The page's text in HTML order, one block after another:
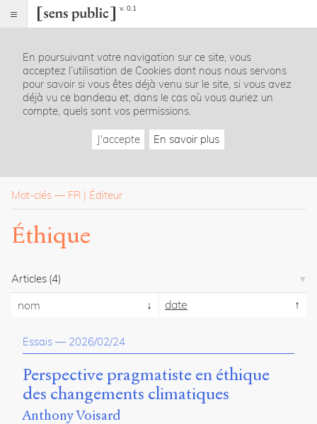
v. 0.1
Index
Rubriques
Essais
La
revue
Présentation
Publier
du
site
Archipel
En
ligne
En poursuivant votre navigation sur ce site, vous
acceptez l’utilisation de Cookies dont nous nous servons
pour savoir si vous êtes déjà venu sur le site, si vous avez
déjà vu ce bandeau et, dans le cas où vous auriez un
compte, quels sont vos permissions.
J'accepte En savoir plus
Mot-clés — FR Éditeur
Éthique
Articles (4)
nom date
Essais — 2026/02/24
Perspective pragmatiste en éthique
des changements climatiques
Anthony Voisard